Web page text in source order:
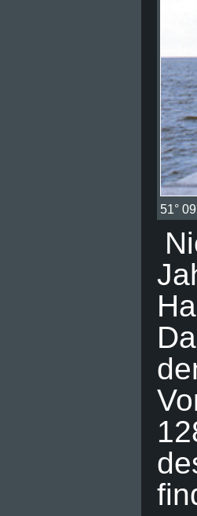
51°